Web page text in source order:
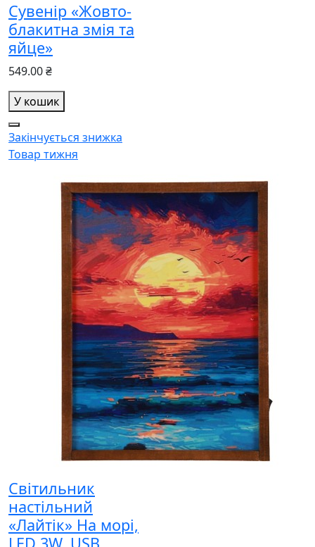
Сувенір «Жовто-
блакитна змія та
яйце»
549.00 ₴
У кошик
Закінчується знижка
Товар тижня
Світильник
настільний
«Лайтік» На морі,